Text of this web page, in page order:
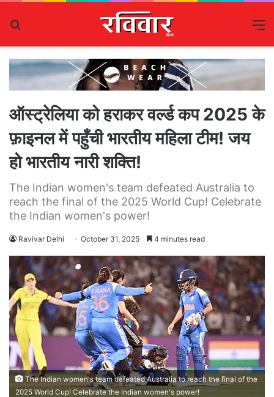
ऑस्ट्रेलिया को हराकर वर्ल्ड कप 2025 के
फ़ाइनल में पहुँची भारतीय महिला टीम! जय
हो भारतीय नारी शक्ति!
The Indian women's team defeated Australia to
reach the final of the 2025 World Cup! Celebrate
the Indian women's power!
Ravivar Delhi October 31, 2025 4 minutes read
The Indian women's team defeated Australia to reach the final of the
2025 World Cup! Celebrate the Indian women's power!